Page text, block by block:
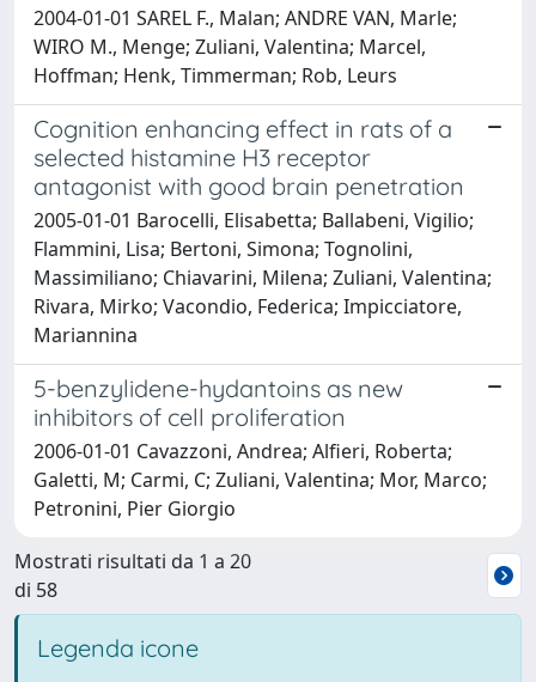
2004-01-01 SAREL F., Malan; ANDRE VAN, Marle;
WIRO M., Menge; Zuliani, Valentina; Marcel,
Hoffman; Henk, Timmerman; Rob, Leurs
Cognition enhancing effect in rats of a
selected histamine H3 receptor
antagonist with good brain penetration
2005-01-01 Barocelli, Elisabetta; Ballabeni, Vigilio;
Flammini, Lisa; Bertoni, Simona; Tognolini,
Massimiliano; Chiavarini, Milena; Zuliani, Valentina;
Rivara, Mirko; Vacondio, Federica; Impicciatore,
Mariannina
5-benzylidene-hydantoins as new
inhibitors of cell proliferation
2006-01-01 Cavazzoni, Andrea; Alfieri, Roberta;
Galetti, M; Carmi, C; Zuliani, Valentina; Mor, Marco;
Petronini, Pier Giorgio
Mostrati risultati da 1 a 20
di 58
Legenda icone